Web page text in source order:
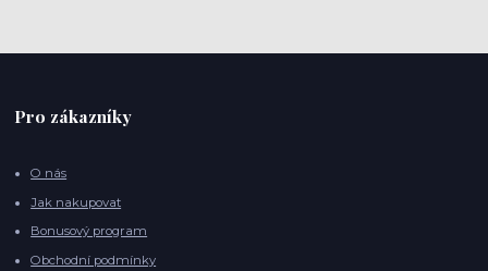
Pro zákazníky
O nás
Jak nakupovat
Bonusový program
Obchodní podmínky